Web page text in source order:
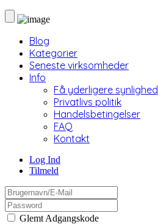
Blog
Kategorier
Seneste virksomheder
Info
Få yderligere synlighed
Privatlivs politik
Handelsbetingelser
FAQ
Kontakt
Log Ind
Tilmeld
Glemt Adgangskode